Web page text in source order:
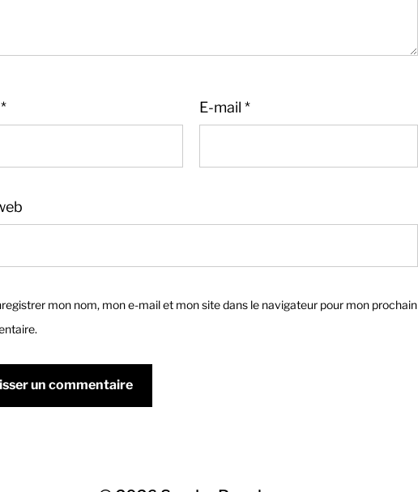
* E-mail *
mon nom, mon e-mail et mon site dans le navigateur pour mon prochain